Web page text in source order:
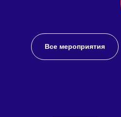
Все мероприятия